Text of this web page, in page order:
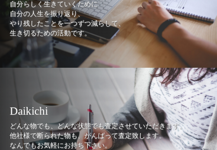
自分らしく生きていくために
自分の人生を振り返り、
やり残したことを一つずつ減らして、
生き切るための活動です。
Daikichi
どんな物でも、どんな状態でも査定させていただきます。
他社様で断られた物も、がんばって査定致します。
なんでもお気軽にお持ち下さい。